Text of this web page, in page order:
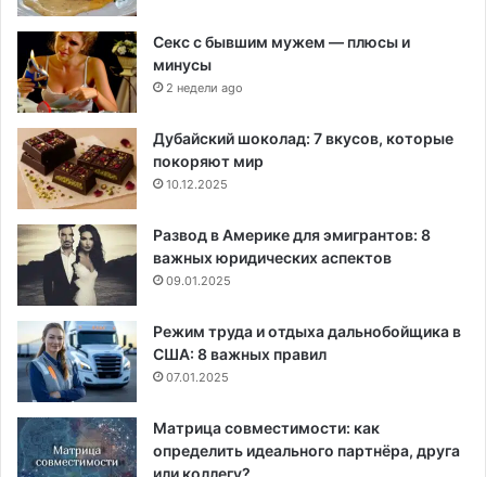
Секс с бывшим мужем — плюсы и
минусы
2 недели ago
Дубайский шоколад: 7 вкусов, которые
покоряют мир
10.12.2025
Развод в Америке для эмигрантов: 8
важных юридических аспектов
09.01.2025
Режим труда и отдыха дальнобойщика в
США: 8 важных правил
07.01.2025
Матрица совместимости: как
определить идеального партнёра, друга
или коллегу?